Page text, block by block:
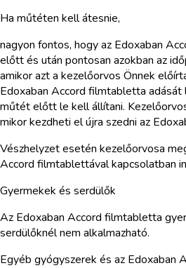
Ha műtéten kell átesnie,
nagyon fontos, hogy az Edoxaban
előtt és után pontosan azokban az
amikor azt a kezelőorvos Önnek
Edoxaban Accord filmtabletta adását
műtét előtt le kell állítani.
mikor kezdheti el újra szedni az
Vészhelyzet esetén kezelőorvosa
Accord filmtablettával kapcsolatban
Gyermekek és serdülők
Az Edoxaban Accord filmtabletta
serdülőknél nem alkalmazható.
Egyéb gyógyszerek és az Edoxaban